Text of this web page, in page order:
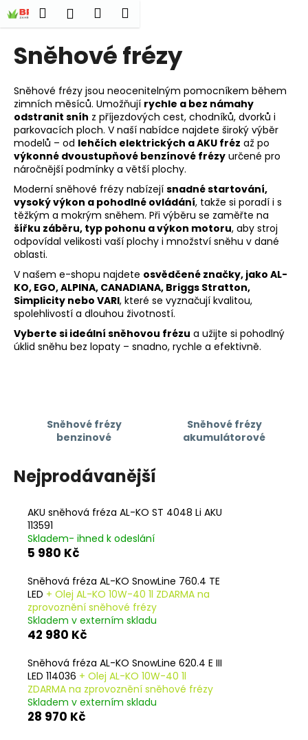
Přejít
na
obsah
HledatPřihlášení
Nákupní
Sněhové frézy
Sněhové frézy jsou neocenitelným pomocníkem během
zimních měsíců. Umožňují rychle a bez námahy
odstranit sníh z příjezdových cest, chodníků, dvorků i
parkovacích ploch. V naší nabídce najdete široký výběr
modelů – od lehčích elektrických a AKU fréz až po
výkonné dvoustupňové benzínové frézy určené pro
náročnější podmínky a větší plochy.
Moderní sněhové frézy nabízejí snadné startování,
vysoký výkon a pohodlné ovládání, takže si poradí i s
těžkým a mokrým sněhem. Při výběru se zaměřte na
šířku záběru, typ pohonu a výkon motoru, aby stroj
odpovídal velikosti vaší plochy i množství sněhu v dané
oblasti.
V našem e-shopu najdete osvědčené značky, jako AL-
KO, EGO, ALPINA, CANADIANA, Briggs Stratton,
Simplicity nebo VARI, které se vyznačují kvalitou,
spolehlivostí a dlouhou životností.
Vyberte si ideální sněhovou frézu a užijte si pohodlný
úklid sněhu bez lopaty – snadno, rychle a efektivně.
Sněhové frézy
benzinové
Sněhové frézy
akumulátorové
Nejprodávanější
AKU sněhová fréza AL-KO ST 4048 Li AKU
113591
Skladem- ihned k odeslání
5 980 Kč
Sněhová fréza AL-KO SnowLine 760.4 TE
LED + Olej AL-KO 10W-40 1l ZDARMA na
zprovoznění sněhové frézy
Skladem v externím skladu
42 980 Kč
Sněhová fréza AL-KO SnowLine 620.4 E III
LED 114036 + Olej AL-KO 10W-40 1l
ZDARMA na zprovoznění sněhové frézy
Skladem v externím skladu
28 970 Kč
K
o
o
p
o
t
ř
e
b
u
j
e
t
e
n
a
j
HLEDAT
m